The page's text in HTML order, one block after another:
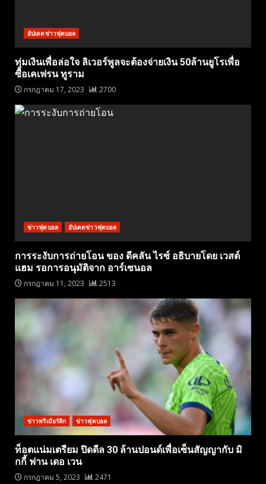
อัปเดตข่าวฟุตบอล
ทุ่มเงินเพื่อล่อใจ ลิเวอร์พูลจะต้องจ่ายเงิน 50ล้านยูโรเพื่อ
ซื้อเคเฟรน ทูราม
กรกฎาคม 17, 2023 2700
ข่าวฟุตบอล อัปเดตข่าวฟุตบอล
การระงับการถ่ายโอน ของ ดีคลัน ไรซ์ อธิบายโดย เวสต์
แฮม รอการอนุมัติจาก อาร์เซนอล
กรกฎาคม 11, 2023 2513
ข่าวพรีเมียร์ลีก ข่าวฟุตบอล
ท็อตแน่มเตรียม ปิดดีล 30 ล้านปอนด์เพื่อเซ็นสัญญากับ มิ
กกี้ ฟาน เดอ เวน
กรกฎาคม 5, 2023 2471